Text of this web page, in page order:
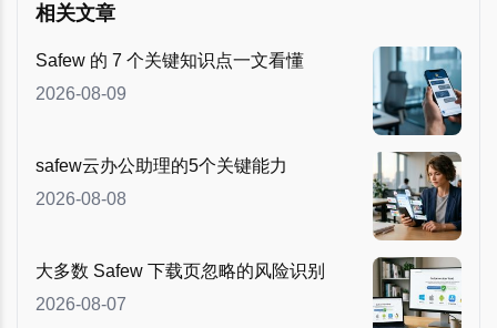
相关文章
Safew 的 7 个关键知识点一文看懂
2026-08-09
safew云办公助理的5个关键能力
2026-08-08
大多数 Safew 下载页忽略的风险识别
2026-08-07